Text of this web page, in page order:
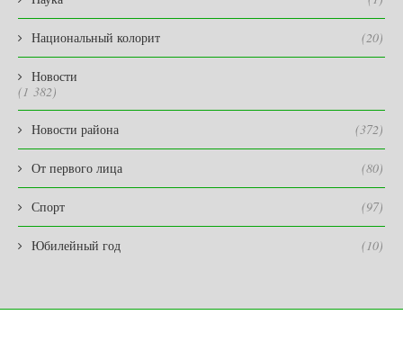
Национальный колорит (20)
Новости
(1 382)
Новости района (372)
От первого лица (80)
Спорт (97)
Юбилейный год (10)